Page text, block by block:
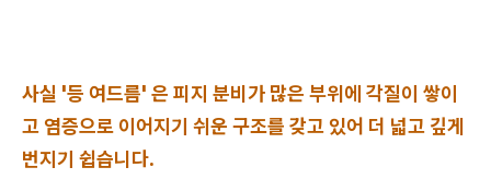
사실 '등 여드름' 은 피지 분비가 많은 부위에 각질이 쌓이
고 염증으로 이어지기 쉬운 구조를 갖고 있어 더 넓고 깊게
번지기 쉽습니다.